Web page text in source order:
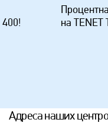
на TENET
Адреса наших